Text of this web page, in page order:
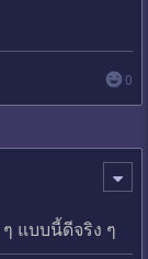
0
แบบนี้ดีจริง ๆ